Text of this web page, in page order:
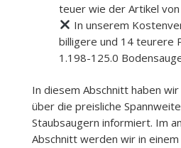
teuer wie der Artikel von
In unserem
billigere und 14 teurere
1.198-125.0
In diesem Abschnitt haben
über die preisliche
Staubsaugern informiert. Im
Abschnitt werden wir in